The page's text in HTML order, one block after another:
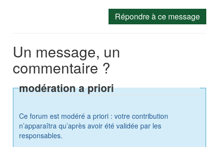
Répondre à ce message
Un message, un
commentaire ?
modération a priori
Ce forum est modéré a priori : votre contribution
n’apparaîtra qu’après avoir été validée par les
responsables.